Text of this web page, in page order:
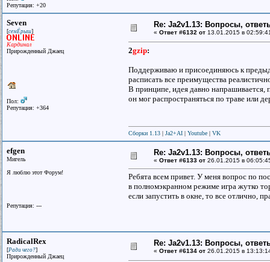
Репутация: +20
Seven
[семЁрыш]
Кардинал
Прирожденный Джаец
Пол:
Репутация: +364
Re: Ja2v1.13: Вопросы,
« Ответ #6132 от 13.01.2015 в
2gzip:
Поддерживаю и присоединяюсь к
расписать все преимущества
В принципе, идея давно напрашивается,
он мог распространяться по траве или
Сборки 1.13 | Ja2+AI | Youtube | VK
efgen
Мигель
Я люблю этот Форум!
Репутация: ---
Re: Ja2v1.13: Вопросы,
« Ответ #6133 от 26.01.2015 в
Ребята всем привет. У меня вопрос по
в полномэкранном режиме игра жутко
если запустить в окне, то все отлично,
RadicalRex
[Ради чего?]
Прирожденный Джаец
Re: Ja2v1.13: Вопросы,
« Ответ #6134 от 26.01.2015 в